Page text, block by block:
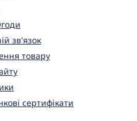
зв'язок
товару
сертифікати